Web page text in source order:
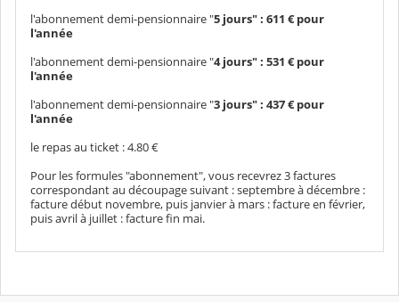
l'abonnement demi-pensionnaire "5 jours" : 611 € pour
l'année
l'abonnement demi-pensionnaire "4 jours" : 531 € pour
l'année
l'abonnement demi-pensionnaire "3 jours" : 437 € pour
l'année
le repas au ticket : 4.80 €
Pour les formules "abonnement", vous recevrez 3 factures
correspondant au découpage suivant : septembre à décembre :
facture début novembre, puis janvier à mars : facture en février,
puis avril à juillet : facture fin mai.